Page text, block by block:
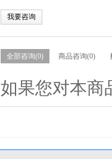
我要咨询
全部咨询(0) 商品咨询(0)
如果您对本商